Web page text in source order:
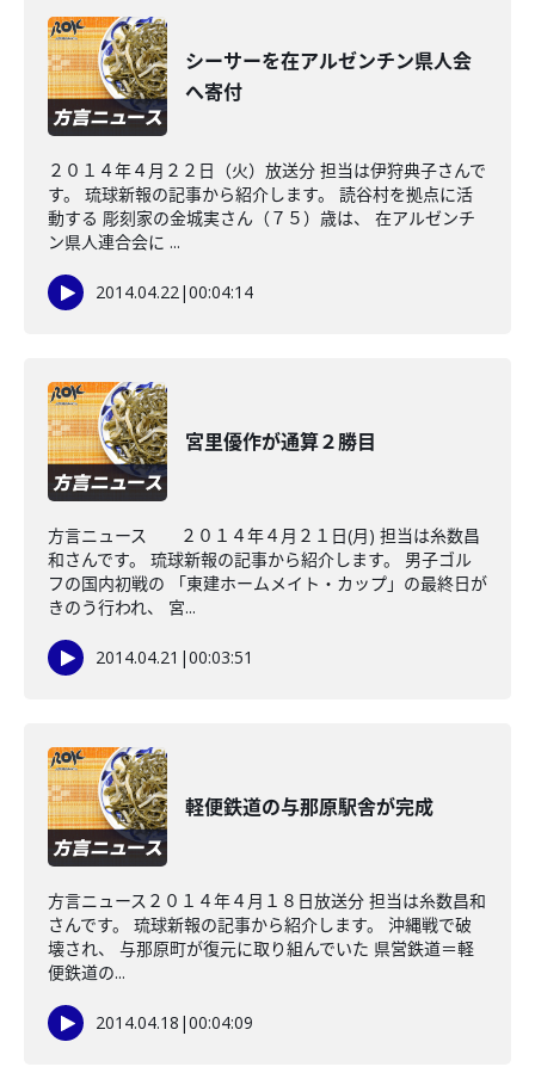
シーサーを在アルゼンチン県人会
へ寄付
２０１４年４月２２日（火）放送分 担当は伊狩典子さんで
す。 琉球新報の記事から紹介します。 読谷村を拠点に活
動する 彫刻家の金城実さん（７５）歳は、 在アルゼンチ
ン県人連合会に ...
2014.04.22|00:04:14
宮里優作が通算２勝目
方言ニュース ２０１４年４月２１日(月) 担当は糸数昌
和さんです。 琉球新報の記事から紹介します。 男子ゴル
フの国内初戦の 「東建ホームメイト・カップ」の最終日が
きのう行われ、 宮...
2014.04.21 |00:03:51
軽便鉄道の与那原駅舎が完成
方言ニュース２０１４年４月１８日放送分 担当は糸数昌和
さんです。 琉球新報の記事から紹介します。 沖縄戦で破
壊され、 与那原町が復元に取り組んでいた 県営鉄道＝軽
便鉄道の...
2014.04.18 |00:04:09